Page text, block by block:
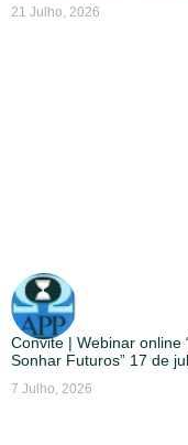
21 Julho, 2026
Convite | Webinar online
Sonhar Futuros” 17 de
7 Julho, 2026